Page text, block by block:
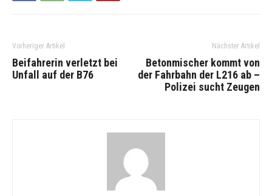
Vorheriger Artikel
Beifahrerin verletzt bei
Unfall auf der B76
Nächster Artikel
Betonmischer kommt von
der Fahrbahn der L216 ab –
Polizei sucht Zeugen